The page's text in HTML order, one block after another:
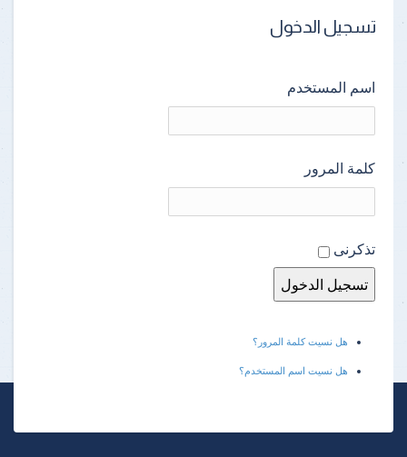
تسجيل الدخول
اسم المستخدم
كلمة المرور
تذكرنى
هل نسيت كلمة المرور؟
هل نسيت اسم المستخدم؟